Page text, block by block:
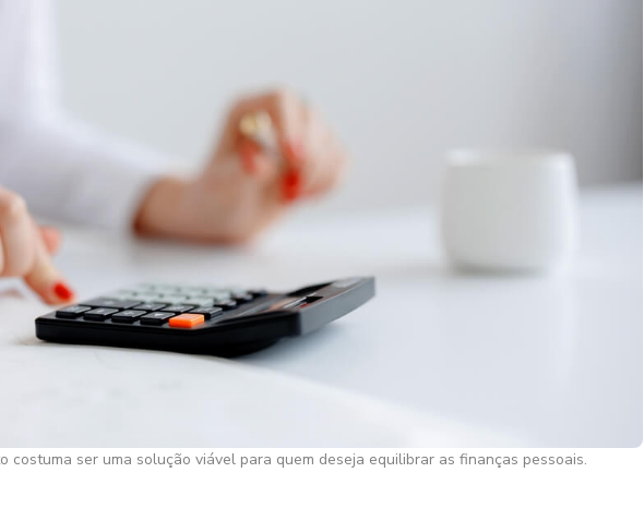
costuma ser uma solução viável para quem deseja equilibrar as finanças pessoais.